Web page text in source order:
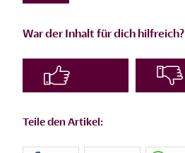
War der Inhalt für dich hilfreich?
Teile den Artikel: